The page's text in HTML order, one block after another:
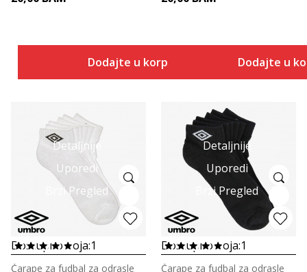
Dodajte u korpu Dodajte u
Detaljnije
Uporedi
Brzi Pregled
Dostupno boja:1
Čarape za fudbal za odrasle
Detaljnije
Uporedi
Brzi Pregled
Dostupno boja:1
Čarape za fudbal za odrasle